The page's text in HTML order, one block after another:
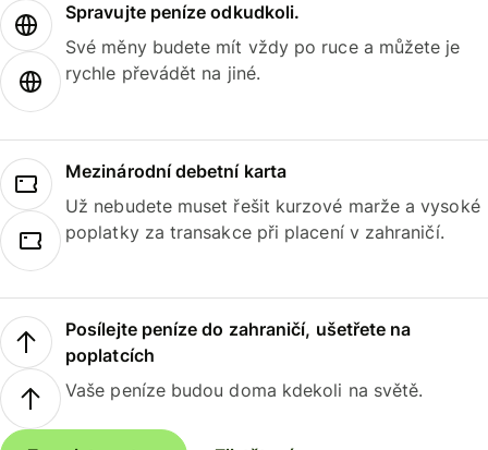
Spravujte peníze odkudkoli.
Své měny budete mít vždy po ruce a můžete je
rychle převádět na jiné.
Mezinárodní debetní karta
Už nebudete muset řešit kurzové marže a vysoké
poplatky za transakce při placení v zahraničí.
Posílejte peníze do zahraničí, ušetřete na
poplatcích
Vaše peníze budou doma kdekoli na světě.